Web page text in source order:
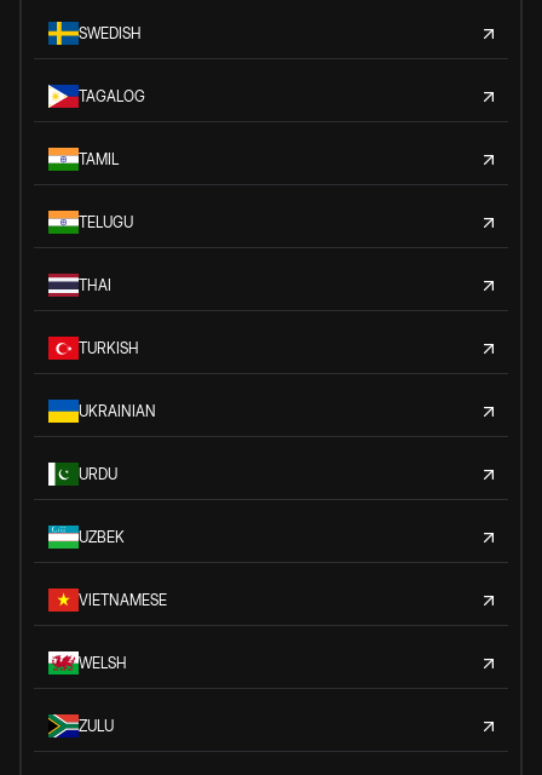
SWEDISH
TAGALOG
TAMIL
TELUGU
THAI
TURKISH
UKRAINIAN
URDU
UZBEK
VIETNAMESE
WELSH
ZULU